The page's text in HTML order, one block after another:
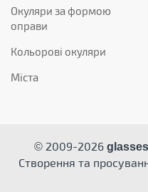
Окуляри за формою
оправи
Кольорові окуляри
Міста
© 2009-2026
Створення та